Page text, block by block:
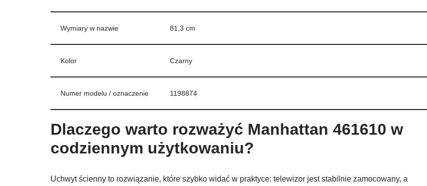
Wymiary w nazwie 81,3 cm
Kolor Czarny
Numer modelu / oznaczenie 1198874
Dlaczego warto rozważyć Manhattan 461610 w
codziennym użytkowaniu?
Uchwyt ścienny to rozwiązanie, które szybko widać w praktyce: telewizor jest stabilnie zamocowany, a